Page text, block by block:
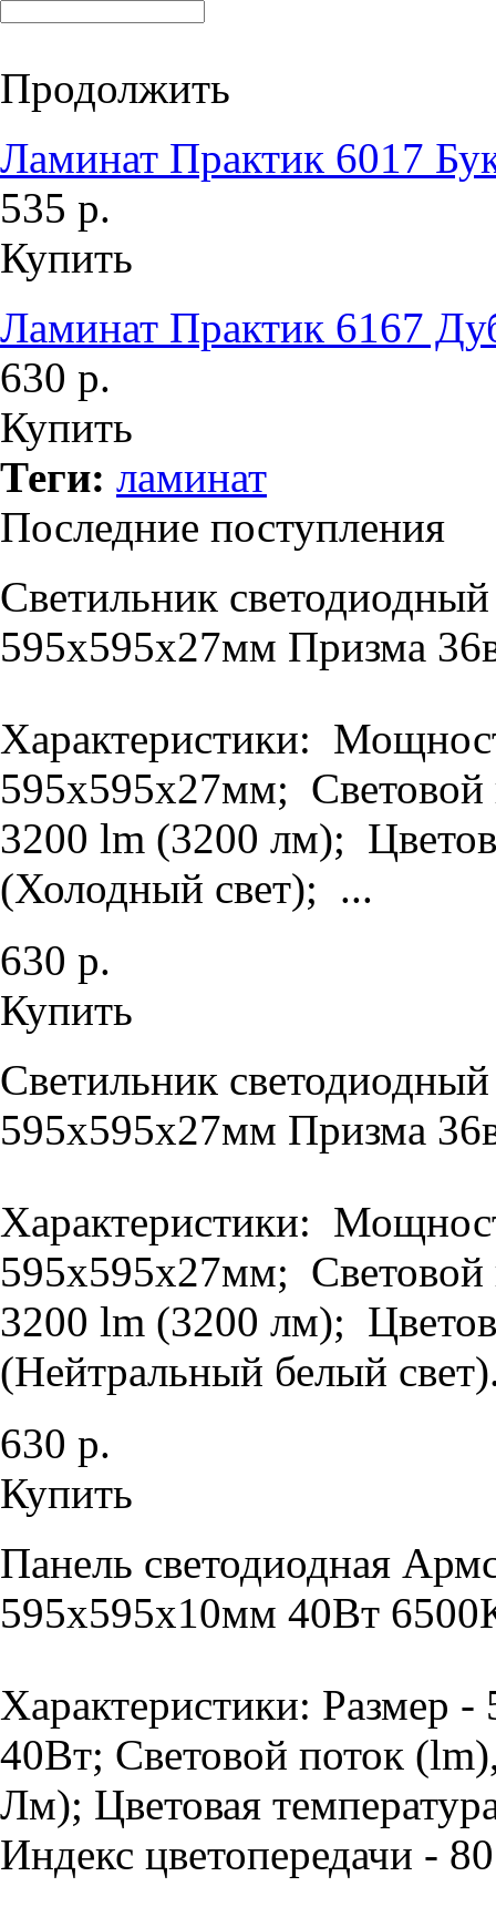
Продолжить
Ламинат Практик 6017
535 р.
Купить
Ламинат Практик 6167
630 р.
Купить
Теги: ламинат
Последние поступления
Светильник
595х595х27мм Призма
Характеристики:
595х595х27мм; Световой
3200 lm (3200 лм);
(Холодный свет); ...
630 р.
Купить
Светильник
595х595х27мм Призма
Характеристики:
595х595х27мм; Световой
3200 lm (3200 лм);
(Нейтральный белый
630 р.
Купить
Панель светодиодная
595х595х10мм 40Вт
Характеристики: Размер
40Вт; Световой поток
Лм); Цветовая
Индекс цветопередачи -